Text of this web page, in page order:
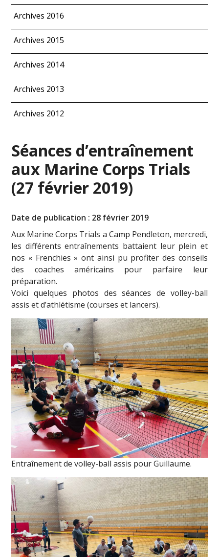
Archives 2016
Archives 2015
Archives 2014
Archives 2013
Archives 2012
Séances d’entraînement
aux Marine Corps Trials
(27 février 2019)
Date de publication : 28 février 2019
Aux Marine Corps Trials a Camp Pendleton, mercredi,
les différents entraînements battaient leur plein et
nos « Frenchies » ont ainsi pu profiter des conseils
des coaches américains pour parfaire leur
préparation.
Voici quelques photos des séances de volley-ball
assis et d’athlétisme (courses et lancers).
Entraînement de volley-ball assis pour Guillaume.